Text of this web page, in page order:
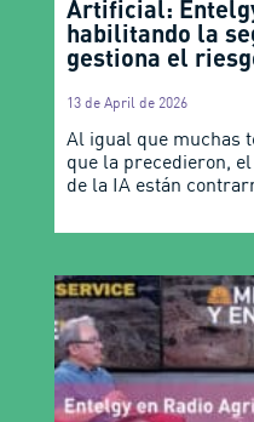
Artificial:
habilitando la
gestiona el
13 de April de 2026
Al igual que muchas
que la precedieron,
de la IA están